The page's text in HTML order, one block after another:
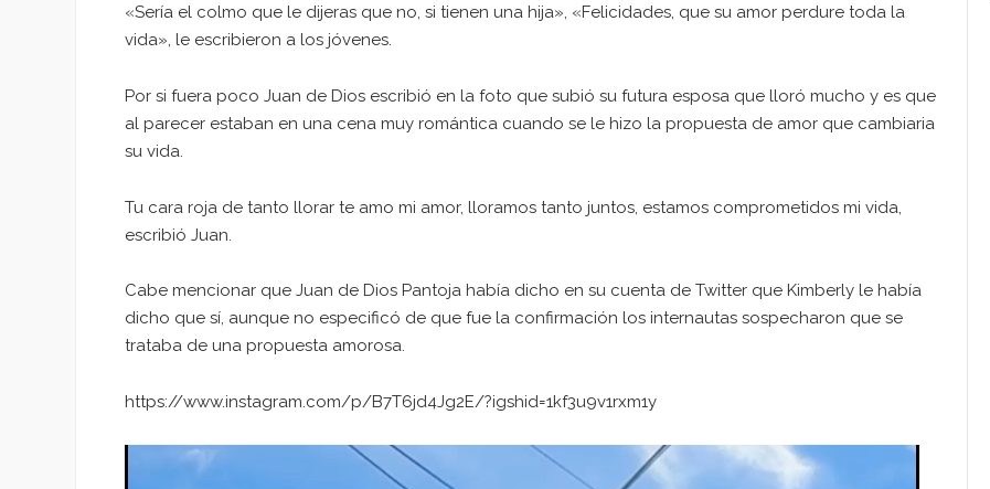
«Sería el colmo que le dijeras que no, si tienen una hija», «Felicidades, que su amor perdure toda la
vida», le escribieron a los jóvenes.
Por si fuera poco Juan de Dios escribió en la foto que subió su futura esposa que lloró mucho y es que
al parecer estaban en una cena muy romántica cuando se le hizo la propuesta de amor que cambiaria
su vida.
Tu cara roja de tanto llorar te amo mi amor, lloramos tanto juntos, estamos comprometidos mi vida,
escribió Juan.
Cabe mencionar que Juan de Dios Pantoja había dicho en su cuenta de Twitter que Kimberly le había
dicho que sí, aunque no especificó de que fue la confirmación los internautas sospecharon que se
trataba de una propuesta amorosa.
https://www.instagram.com/p/B7T6jd4Jg2E/?igshid=1kf3u9v1rxm1y
Reproductor